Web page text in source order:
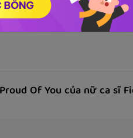
Of You của nữ ca sĩ